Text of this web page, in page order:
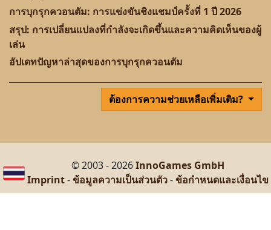
การบุกรุกควอนตัม: การแข่งขันชิงแชมป์ครั้งที่ 1 ปี 2026
สรุป: การเปลี่ยนแปลงที่กำลังจะเกิดขึ้นและความคิดเห็นของผู้
เล่น
อัปเดทปัญหาล่าสุดของการบุกรุกควอนตัม
ต้องการความช่วยเหลือเพิ่มเติม?
© 2003 - 2026InnoGames GmbH
Imprint-ข้อมูลความเป็นส่วนตัว-ข้อกำหนดและเงื่อนไข